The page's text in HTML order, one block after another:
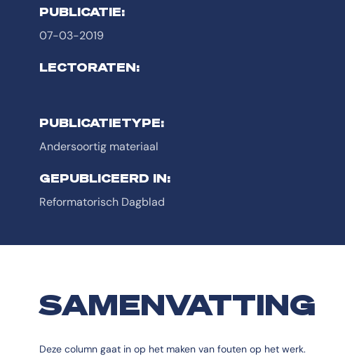
PUBLICATIE:
07-03-2019
LECTORATEN:
PUBLICATIETYPE:
Andersoortig materiaal
GEPUBLICEERD IN:
Reformatorisch Dagblad
SAMENVATTING
Deze column gaat in op het maken van fouten op het werk.